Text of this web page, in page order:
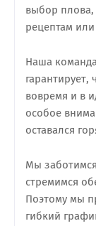
выбор плова,
рецептам
Наша
гарантирует,
вовремя и в
особое
оставался
Мы
стремимся
Поэтому мы
гибкий